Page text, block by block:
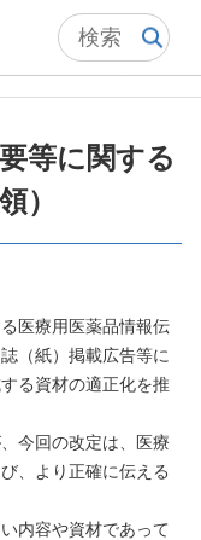
等に関する
）
医療用医薬品情報伝
（紙）掲載広告等に
る資材の適正化を推
今回の改定は、医療
、より正確に伝える
内容や資材であって